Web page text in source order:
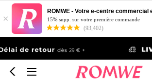
× 15% supp. sur votre première commande
(93,402)